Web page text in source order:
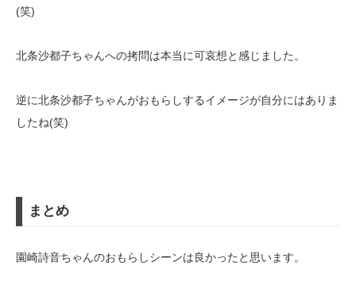
(笑)
北条沙都子ちゃんへの拷問は本当に可哀想と感じました。
逆に北条沙都子ちゃんがおもらしするイメージが自分にはありま
したね(笑)
まとめ
園崎詩音ちゃんのおもらしシーンは良かったと思います。